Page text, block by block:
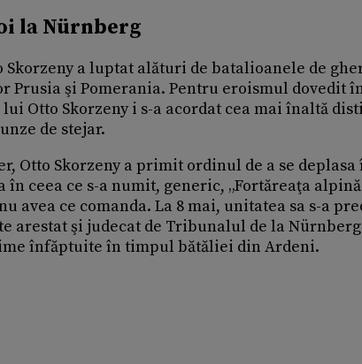
la Nürnberg
a luptat alături de batalioanele de
Prusia şi Pomerania. Pentru eroismul dovedit
Otto Skorzeny i s-a acordat cea mai înaltă
de stejar.
Otto Skorzeny a primit ordinul de a se deplasa
ceea ce s-a numit, generic, „Fortăreaţa
avea ce comanda. La 8 mai, unitatea sa s-a
arestat şi judecat de Tribunalul de la
înfăptuite în timpul bătăliei din Ardeni.